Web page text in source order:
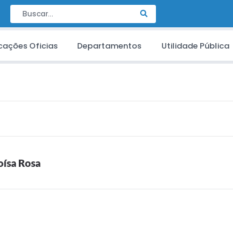
Oficias Departamentos Utilidade Pública
Rosa